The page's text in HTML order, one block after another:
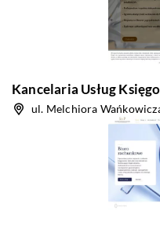
Kancelaria Usług
ul. Melchiora